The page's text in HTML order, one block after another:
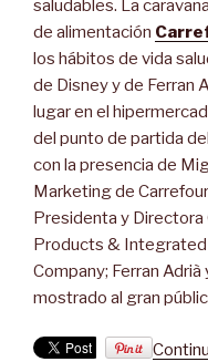
saludables. La
de alimentación
los hábitos de vida
de Disney y de Ferran
lugar en el
del punto de partida
con la presencia de
Marketing de
Presidenta y Directora
Products & Integrated
Company; Ferran
mostrado al gran